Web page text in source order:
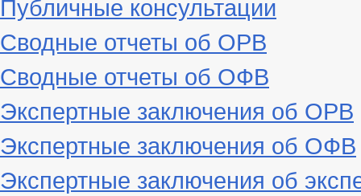
Сводные отчеты об ОРВ
Сводные отчеты об ОФВ
Экспертные заключения об ОРВ
Экспертные заключения об ОФВ
Экспертные заключения об